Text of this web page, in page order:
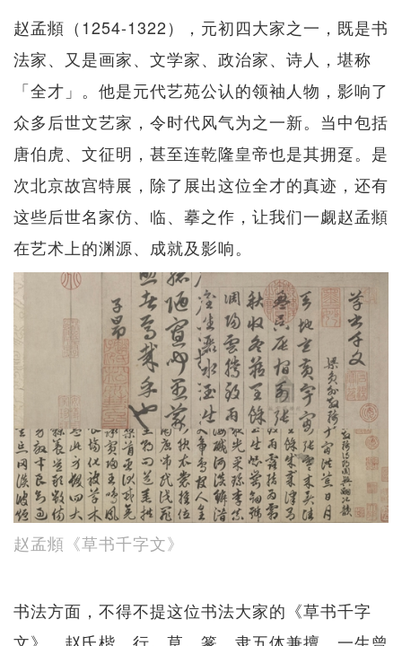
赵孟頫（1254-1322），元初四大家之一，既是书
法家、又是画家、文学家、政治家、诗人，堪称
「全才」。他是元代艺苑公认的领袖人物，影响了
众多后世文艺家，令时代风气为之一新。当中包括
唐伯虎、文征明，甚至连乾隆皇帝也是其拥趸。是
次北京故宫特展，除了展出这位全才的真迹，还有
这些后世名家仿、临、摹之作，让我们一觑赵孟頫
在艺术上的渊源、成就及影响。
赵孟頫《草书千字文》
书法方面，不得不提这位书法大家的《草书千字
文》。赵氏楷、行、草、篆、隶五体兼擅，一生曾